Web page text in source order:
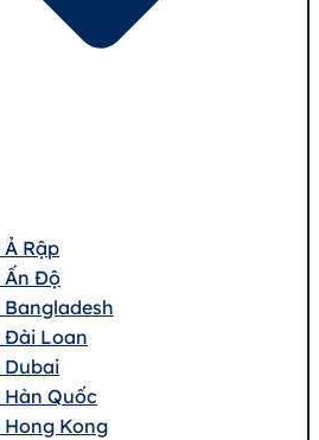
Rập
Ấn Độ
Bangladesh
Đài Loan
Dubai
Hàn Quốc
Hong Kong